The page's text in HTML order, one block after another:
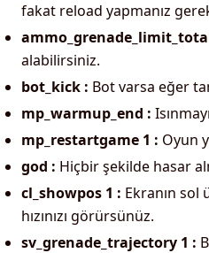
fakat reload yapmanız
alabilirsiniz.
bot_kick : Bot varsa eğer
mp_warmup_end :
mp_restartgame 1 : Oyun
god : Hiçbir şekilde hasar
cl_showpos 1 : Ekranın sol
hızınızı görürsünüz.
sv_grenade_trajectory 1 :